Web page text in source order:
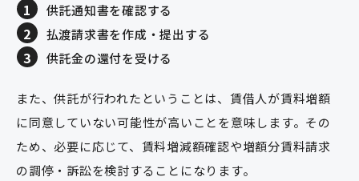
供託通知書を確認する
払渡請求書を作成・提出する
供託金の還付を受ける
また、供託が行われたということは、賃借人が賃料増額
に同意していない可能性が高いことを意味します。その
ため、必要に応じて、賃料増減額確認や増額分賃料請求
の調停・訴訟を検討することになります。